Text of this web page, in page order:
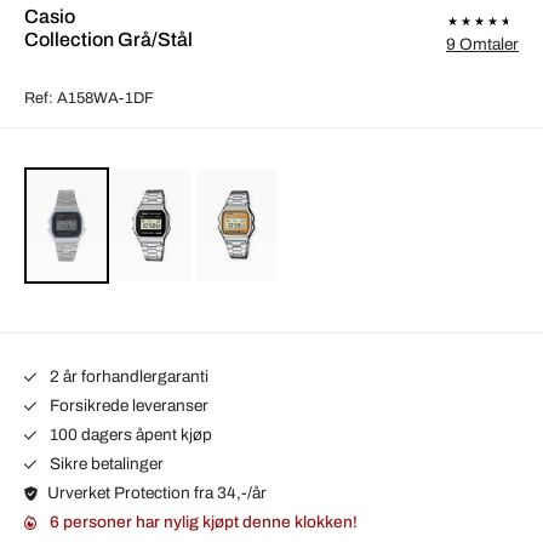
Casio
Collection Grå/Stål
Ref: A158WA-1DF
9 Omtaler
2 år forhandlergaranti
Forsikrede leveranser
100 dagers åpent kjøp
Sikre betalinger
Urverket Protection fra 34,-/år
6 personer har nylig kjøpt denne klokken!